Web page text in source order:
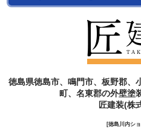
徳島県徳島市、鳴門市、板野郡、
町、名東郡の外壁塗
匠建装(株
[徳島川内シ